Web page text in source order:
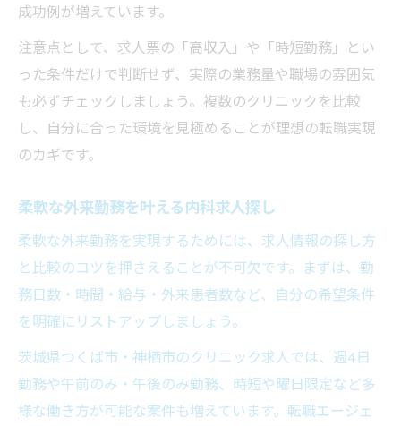
成功例が増えています。
注意点として、求人票の「高収入」や「時短勤務」とい
った条件だけで判断せず、実際の業務量や職場の雰囲気
も必ずチェックしましょう。複数のクリニックを比較
し、自分に合った環境を見極めることが理想の転職実現
のカギです。
柔軟な外来勤務を叶える内科求人探し
柔軟な外来勤務を実現するためには、求人情報の探し方
と比較のコツを押さえることが不可欠です。まずは、勤
務日数・時間・給与・外来患者数など、自分の希望条件
を明確にリストアップしましょう。
茨城県つくば市・神栖市のクリニック求人では、週4日
勤務や午前のみ・午後のみ勤務、時短や曜日限定など多
様な働き方が可能な案件も増えています。転職エージェ